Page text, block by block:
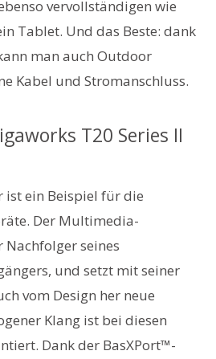
vervollständigen wie
Tablet. Und das Beste: dank
man auch Outdoor
Kabel und Stromanschluss.
T20 Series II
ist ein Beispiel für die
Der Multimedia-
seines
und setzt mit seiner
vom Design her neue
Klang ist bei diesen
Dank der BasXPort™-